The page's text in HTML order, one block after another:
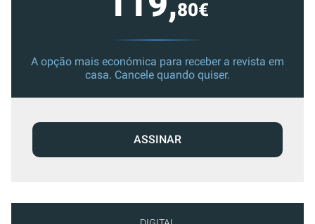
80€
A opção mais económica para receber a revista em
casa. Cancele quando quiser.
ASSINAR